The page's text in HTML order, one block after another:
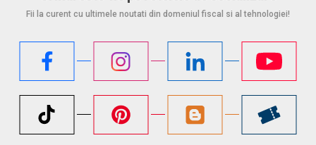
gazduire contra cost).
Descarcati aplicatia Sedona POS din Google Play pentrutestare
Pentru o afacere mai eficienta incepand de azi!
Fii la curent cu ultimele noutati din domeniul fiscal si al tehnologiei!